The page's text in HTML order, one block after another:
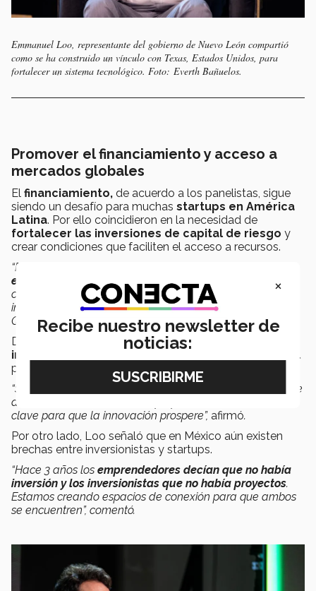
Emmanuel Loo, representante del gobierno de Nuevo León compartió
como se ha construido un vínculo con Texas, Estados Unidos, para
fortalecer un sistema tecnológico. Foto: Everth Bañuelos.
Promover el financiamiento y acceso a
mercados globales
El financiamiento, de acuerdo a los panelistas, sigue
siendo un desafío para muchas startups en América
Latina. Por ello coincidieron en la necesidad de
fortalecer las inversiones de capital de riesgo y
crear condiciones que faciliten el acceso a recursos.
“El
ecosistemas innovadores(...) En Argentina, estamos
consolidando el capital de riesgo y promoviendo la
internacionalización de nuestras startups”, afirmó
Quinteros.
Desde la perspectiva suiza, Raymond destacó la
importancia de proteger la propiedad intelectual
para incentivar la innovación.
“Si los
, se
desincentiva la inversión. La propiedad intelectual es
clave para que la innovación prospere”, afirmó.
Por otro lado, Loo señaló que en México aún existen
brechas entre inversionistas y startups.
“Hace 3 años los emprendedores decían que no había
inversión y los inversionistas que no había proyectos.
Estamos creando espacios de conexión para que ambos
se encuentren”, comentó.
×
Recibe nuestro newsletter de
noticias: